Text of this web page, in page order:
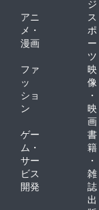
ジ
アニ
メ・
漫画
ス
ポ
ー
ツ
ファ
ッ
ショ
ン
映
像
・
映
画
ゲー
ム・
サー
ビス
開発
書
籍
・
雑
誌
出